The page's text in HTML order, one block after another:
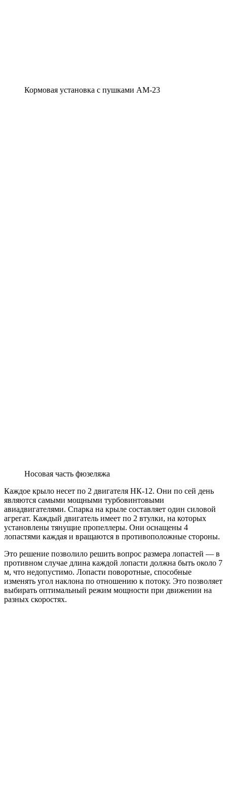
Кормовая установка с пушками АМ-23
Носовая часть фюзеляжа
Каждое крыло несет по 2 двигателя НК-12. Они по сей день
являются самыми мощными турбовинтовыми
авиадвигателями. Спарка на крыле составляет один силовой
агрегат. Каждый двигатель имеет по 2 втулки, на которых
установлены тянущие пропеллеры. Они оснащены 4
лопастями каждая и вращаются в противоположные стороны.
Это решение позволило решить вопрос размера лопастей — в
противном случае длина каждой лопасти должна быть около 7
м, что недопустимо. Лопасти поворотные, способные
изменять угол наклона по отношению к потоку. Это позволяет
выбирать оптимальный режим мощности при движении на
разных скоростях.